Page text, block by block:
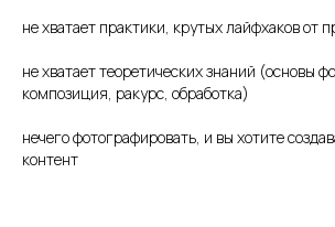
не хватает практики, крутых лайфхаков от
не хватает теоретических знаний (основы
композиция, ракурс, обработка)
нечего фотографировать, и вы хотите
контент